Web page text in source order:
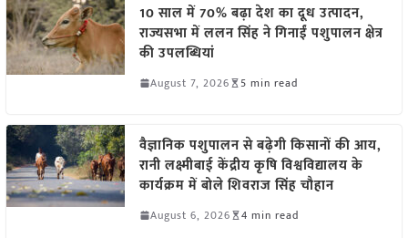
10 साल में 70% बढ़ा देश का दूध उत्पादन,
राज्यसभा में ललन सिंह ने गिनाईं पशुपालन क्षेत्र
की उपलब्धियां
August 7, 2026 5 min read
वैज्ञानिक पशुपालन से बढ़ेगी किसानों की आय,
रानी लक्ष्मीबाई केंद्रीय कृषि विश्वविद्यालय के
कार्यक्रम में बोले शिवराज सिंह चौहान
August 6, 2026 4 min read